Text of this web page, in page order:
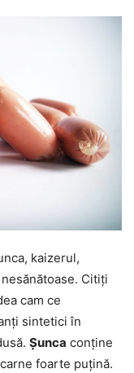
kaizerul,
Citiți
cam ce
sintetici în
Șunca conține
foarte puțină.